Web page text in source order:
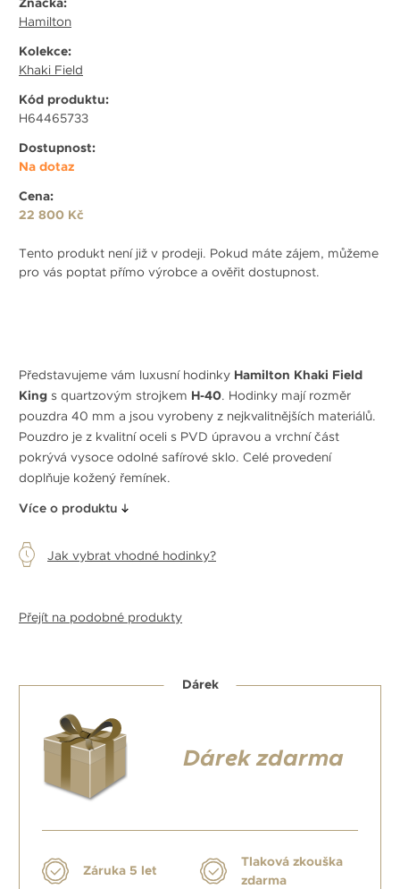
Hamilton
Kolekce:
Khaki Field
Kód produktu:
H64465733
Dostupnost:
Na dotaz
Cena:
22 800 Kč
Tento produkt není již v prodeji. Pokud máte zájem, můžeme
pro vás poptat přímo výrobce a ověřit dostupnost.
Představujeme vám luxusní hodinky Hamilton Khaki Field
King s quartzovým strojkem H-40. Hodinky mají rozměr
pouzdra 40 mm a jsou vyrobeny z nejkvalitnějších materiálů.
Pouzdro je z kvalitní oceli s PVD úpravou a vrchní část
pokrývá vysoce odolné safírové sklo. Celé provedení
doplňuje kožený řemínek.
Více o produktu
Jak vybrat vhodné hodinky?
Přejít na podobné produkty
Dárek
Dárek zdarma
Záruka 5 let
Tlaková zkouška
zdarma